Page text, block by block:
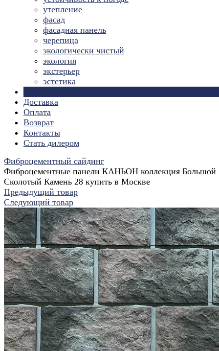
утепление
фасад
фасадная панель
черепица
экологически чистый
экология
экстерьер
эстетика
Доставка
Оплата
Возврат
Контакты
Стать дилером
Фиброцементный сайдинг
Фиброцементные панели КАНЬОН коллекция Большой
Сколотый Камень 28 купить в Москве
Предыдущий товар
Следующий товар